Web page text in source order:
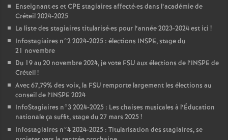
Enseignant·es etCPE stagiaires affecté·es dans l’académie de
Créteil 2024-2025
La liste des stagiaires titularisé·es pour l’année 2023-2024 est ici !
Infostagiaires n°2 2024-2025 : élections INSPE, stage du
21 novembre
Du 19 au 20 novembre 2024, je vote FSU aux élections de l’INSPE de
Créteil!
Avec 67,79% des voix, la FSU remporte largement les élections au
conseil de l’INSPE 2024
InfoStagiaires n°3 2024-2025 : Les chaises musicales à l’Éducation
nationale ça suffit, stage du 27 mars 2025!
Infostagiaires n°4 2024-2025 : Titularisation des stagiaires, se